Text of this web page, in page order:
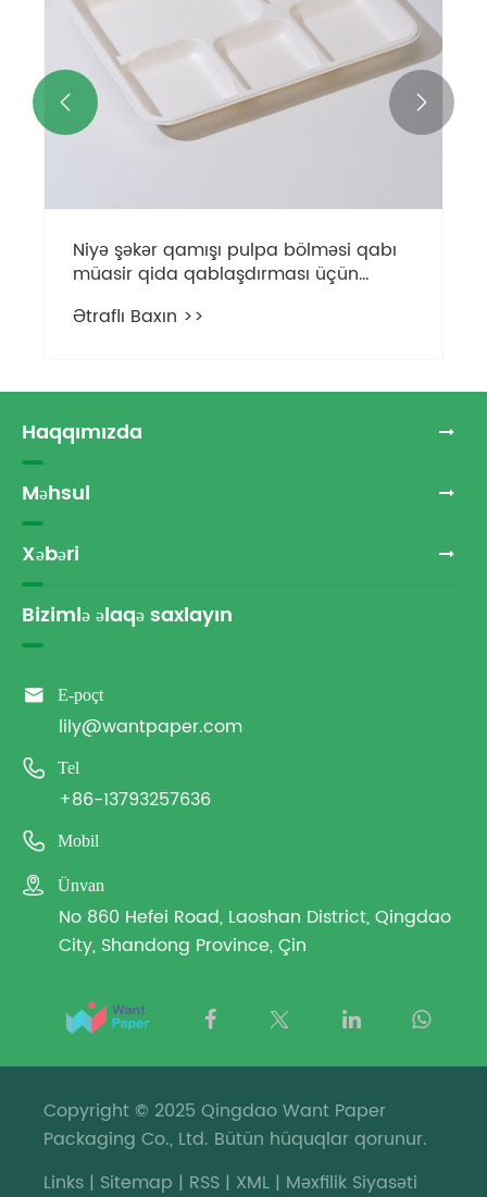
Niyə şəkər qamışı pulpa bölməsi qabı
müasir qida qablaşdırması üçün
Ətraflı Baxın >>
 
Haqqımızda
Məhsul
Xəbəri
Bizimlə əlaqə saxlayın
 E-poçt
lily@wantpaper.com
 Tel
+86-13793257636
 Mobil
 Ünvan
No 860 Hefei Road, Laoshan District, Qingdao
City, Shandong Province, Çin
Copyright © 2025 Qingdao Want Paper
Packaging Co., Ltd. Bütün hüquqlar qorunur.
Links | Sitemap | RSS | XML | Məxfilik Siyasəti